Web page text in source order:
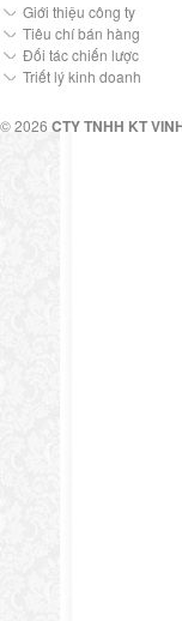
Giới thiệu công ty
Tiêu chí bán hàng
Đối tác chiến lược
Triết lý kinh doanh
© 2026 CTY TNHH KT